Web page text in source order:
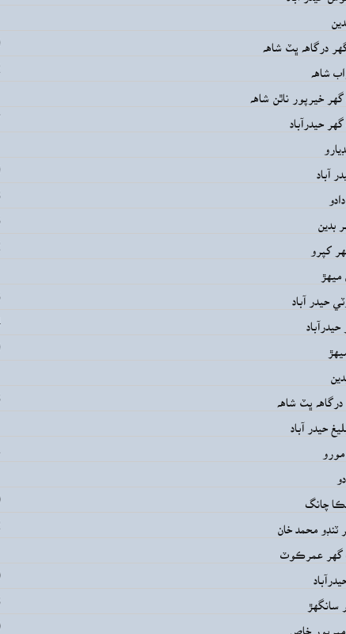
درگاهه ڀٽ شاهه
شاهه
خيرپور ناٿن شاهه
حيدرآباد
آباد
بدين
کپرو
ميهڙ
حيدر آباد
ڀٽ شاهه
حيدر آباد
چانگ
ٽنڊو محمد خان
گهر عمرڪوٽ
سانگهڙ
ميرپور خاص